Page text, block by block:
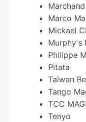
Marco
Mickael
Murphy's
Philippe
Pitata
Taïwan
Tango
TCC
Tenyo